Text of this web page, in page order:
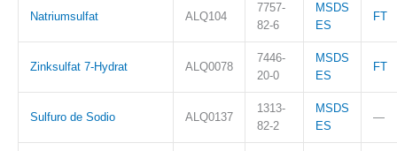
Natriumsulfat ALQ104
7757-
82-6
MSDS
ES
FT
Zinksulfat 7-Hydrat ALQ0078
7446-
20-0
MSDS
ES
FT
Sulfuro de Sodio ALQ0137
1313-
82-2
MSDS
ES
—